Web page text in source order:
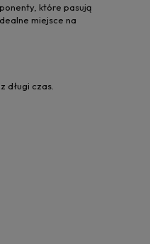
które pasują
miejsce na
długi czas.